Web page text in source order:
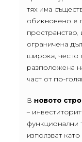
тях има
обикновено е
пространство,
ограничена
широка, често
разположена
част от по-
В новото
–
функционални
използват